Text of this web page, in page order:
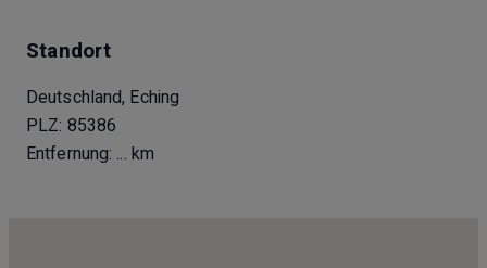
Standort
Deutschland, Eching
PLZ: 85386
Entfernung:... km